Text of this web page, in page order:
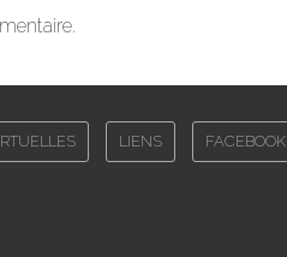
LIENS FACEBOOK